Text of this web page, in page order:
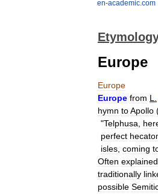
en-academic.com
Europe
Europe
Europe from L
hymn toApollo
"Telphusa
perfect
isles coming
Often explained
traditionally
possible